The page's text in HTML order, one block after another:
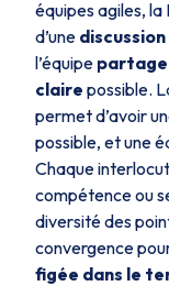
équipes agiles,
d’une
l’équipe partage
claire possible.
permet d’avoir
possible, et une
Chaque
compétence ou
diversité des
convergence
figée dans le